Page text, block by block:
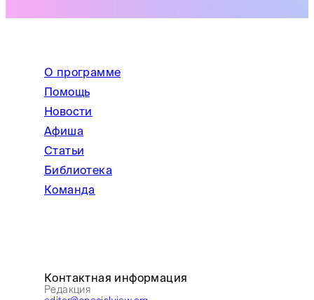
О программе
Помощь
Новости
Афиша
Статьи
Библиотека
Команда
Контактная информация
Редакция